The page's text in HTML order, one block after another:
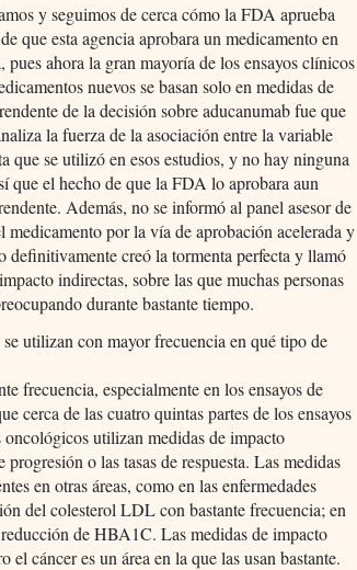
y seguimos de cerca cómo la FDA aprueba
que esta agencia aprobara un medicamento en
ahora la gran mayoría de los ensayos clínicos
nuevos se basan solo en medidas de
de la decisión sobre aducanumab fue que
la fuerza de la asociación entre la variable
que se utilizó en esos estudios, y no hay ninguna
que el hecho de que la FDA lo aprobara aun
Además, no se informó al panel asesor de
por la vía de aprobación acelerada y
creó la tormenta perfecta y llamó
indirectas, sobre las que muchas personas
durante bastante tiempo.
utilizan con mayor frecuencia en qué tipo de
frecuencia, especialmente en los ensayos de
cerca de las cuatro quintas partes de los ensayos
utilizan medidas de impacto
o las tasas de respuesta. Las medidas
en otras áreas, como en las enfermedades
del colesterol LDL con bastante frecuencia; en
de HBA1C. Las medidas de impacto
el cáncer es un área en la que las usan bastante.